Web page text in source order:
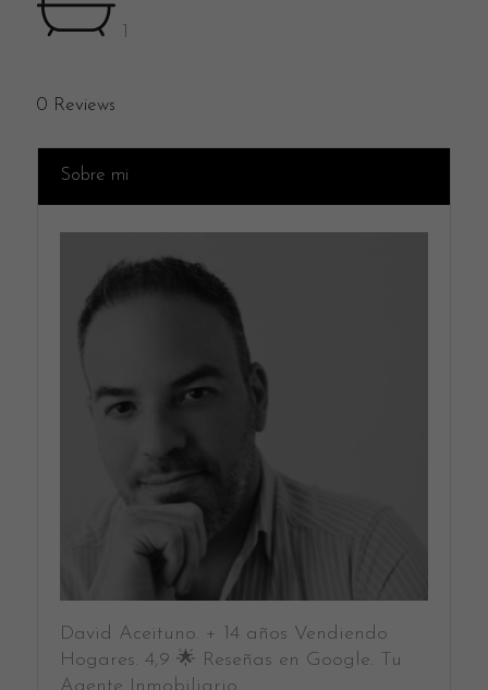
1
0 Reviews
Sobre mi
David Aceituno. + 14 años Vendiendo
Hogares. 4,9 🌟 Reseñas en Google. Tu
Agente Inmobiliario.